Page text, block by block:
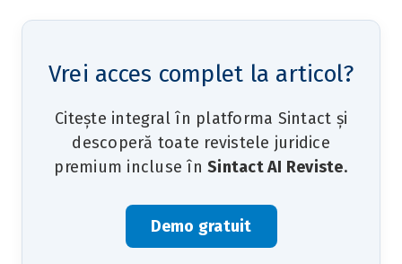
Vrei acces complet la articol?
Citește integral în platforma Sintact și
descoperă toate revistele juridice
premium incluse în Sintact AI Reviste.
Demo gratuit